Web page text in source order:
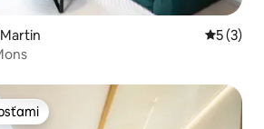
5 (3)